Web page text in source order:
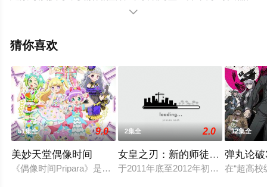
潘惠美,古川慎,逢坂良太,小野贤章,野岛健儿,秋保佐永子,家
未删减完整版动漫全集就上天堂电影网，更多相关信息可

猜你喜欢
51集全 9.0
美妙天堂偶像时间
《偶像时间Pripara》是根据龙之子X东宇A&E公司联合出的电
2集全 2.0
女皇之刃：新的师徒、新的战斗
于2011年底至2012年初发售的两卷
12集全
弹丸论
在“超高